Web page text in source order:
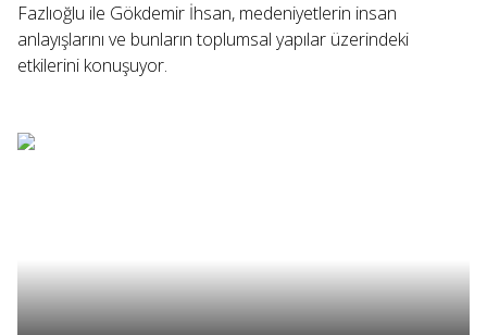
Fazlıoğlu ile Gökdemir İhsan, medeniyetlerin insan
anlayışlarını ve bunların toplumsal yapılar üzerindeki
etkilerini konuşuyor.